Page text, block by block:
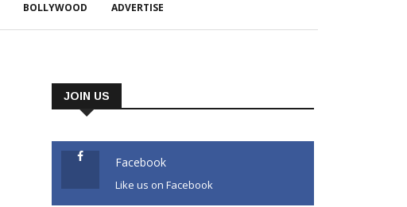
BOLLYWOOD ADVERTISE
JOIN US
Facebook
Like us on Facebook